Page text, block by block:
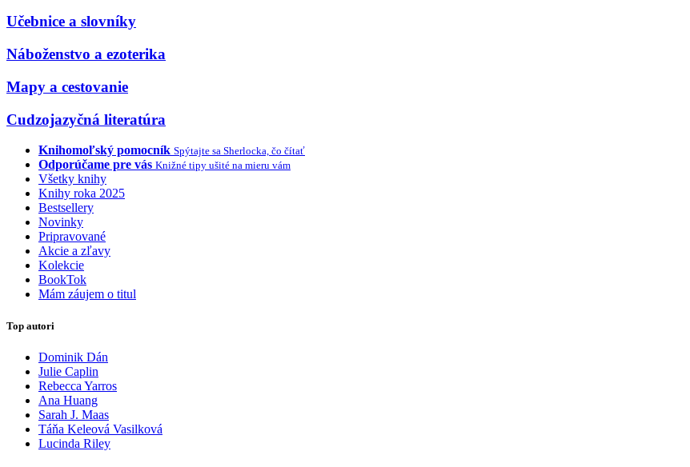
Učebnice a slovníky
Náboženstvo a ezoterika
Mapy a cestovanie
Cudzojazyčná literatúra
Knihomoľský pomocník Spýtajte sa Sherlocka, čo čítať
Odporúčame pre vás Knižné tipy ušité na mieru vám
Všetky knihy
Knihy roka 2025
Bestsellery
Novinky
Pripravované
Akcie a zľavy
Kolekcie
BookTok
Mám záujem o titul
Top autori
Dominik Dán
Julie Caplin
Rebecca Yarros
Ana Huang
Sarah J. Maas
Táňa Keleová Vasilková
Lucinda Riley